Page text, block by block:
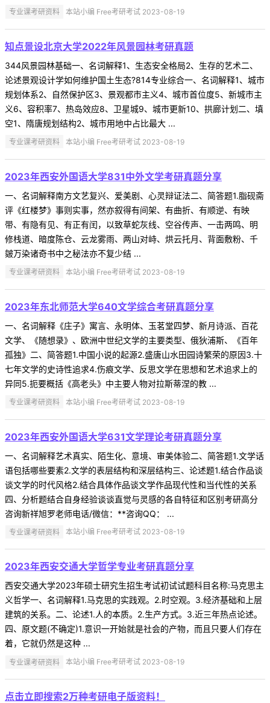
专业课考研资料 本站小编 Free考研考试 2023-08-19
知点景设北京大学2022年风景园林考研真题
344风景园林基础一、名词解释1、生态安全格局2、生存的艺术二、
论述景观设计学如何维护国土生态?814专业综合一、名词解释1、城市
规划体系2、自然保护区3、景观都市主义4、城市首位度5、新城市主
义6、容积率7、热岛效应8、卫星城9、城市更新10、拱廊计划二、填
空1、隋唐规划结构2、城市用地中占比最大 ...
专业课考研资料 本站小编 Free考研考试 2023-08-19
2023年西安外国语大学831中外文学考研真题分享
一、名词解释南方文艺复兴、爱美剧、心灵辩证法二、简答题1.脂砚斋
评《红楼梦》事则实事，然亦叙得有间架、有曲折、有顺逆、有映
带、有隐有见、有正有闰，以致草蛇灰线、空谷传声、一击两鸣、明
修栈道、暗度陈仓、云龙雾雨、两山对峙、烘云托月、背面敷粉、千
皴万染诸奇书中之秘法亦不复少结 ...
专业课考研资料 本站小编 Free考研考试 2023-08-19
2023年东北师范大学640文学综合考研真题分享
一、名词解释《庄子》寓言、永明体、玉茗堂四梦、新月诗派、百花
文学、《随想录》、欧洲中世纪文学的主要类型、俄狄浦斯、《百年
孤独》二、简答题1.中国小说的起源2.盛唐山水田园诗繁荣的原因3.十
七年文学的史诗性追求4.伤痕文学、反思文学在思想和艺术追求上的
异同5.扼要概括《高老头》中主要人物对拉斯蒂涅的教 ...
专业课考研资料 本站小编 Free考研考试 2023-08-19
2023年西安外国语大学631文学理论考研真题分享
一、名词解释艺术真实、陌生化、意境、审美体验二、简答题1.文学话
语包括哪些要素2.文学的表层结构和深层结构三、论述题1.结合作品谈
谈文学的时代风格2.结合具体作品谈文学作品现代性和当代性的关系
四、分析题结合自身经验谈谈直觉与灵感的各自特征和区别考研高分
咨询新祥旭罗老师电话/微信：**咨询QQ： ...
专业课考研资料 本站小编 Free考研考试 2023-08-19
2023年西安交通大学哲学专业考研真题分享
西安交通大学2023年硕士研究生招生考试初试试题科目名称:马克思主
义哲学一、名词解释1.马克思的实践观。2.时空观。3.经济基础和上层
建筑的关系。二、论述1.人的本质。2.生产方式。3.近三年热点论述。
四、原文题(不确定)1.意识一开始就是社会的产物，而且只要人们存在
着，它就仍然是这种 ...
专业课考研资料 本站小编 Free考研考试 2023-08-19
点击立即搜索2万种考研电子版资料！